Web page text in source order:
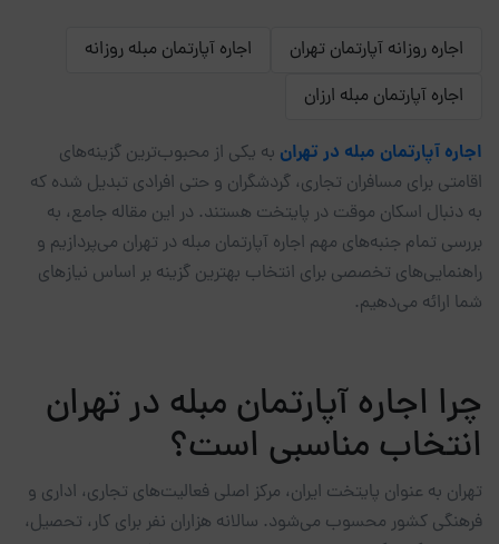
اجاره روزانه آپارتمان تهران
اجاره آپارتمان مبله روزانه
اجاره آپارتمان مبله ارزان
اجاره آپارتمان مبله در تهران به یکی از محبوب‌ترین گزینه‌های
اقامتی برای مسافران تجاری، گردشگران و حتی افرادی تبدیل شده که
به دنبال اسکان موقت در پایتخت هستند. در این مقاله جامع، به
بررسی تمام جنبه‌های مهم اجاره آپارتمان مبله در تهران می‌پردازیم و
راهنمایی‌های تخصصی برای انتخاب بهترین گزینه بر اساس نیازهای
شما ارائه می‌دهیم.
چرا اجاره آپارتمان مبله در تهران
انتخاب مناسبی است؟
تهران به عنوان پایتخت ایران، مرکز اصلی فعالیت‌های تجاری، اداری و
فرهنگی کشور محسوب می‌شود. سالانه هزاران نفر برای کار، تحصیل،